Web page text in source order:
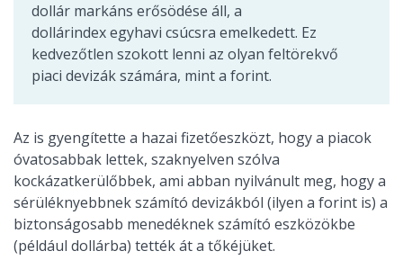
dollár markáns erősödése áll, a
dollárindex egyhavi csúcsra emelkedett. Ez
kedvezőtlen szokott lenni az olyan feltörekvő
piaci devizák számára, mint a forint.
Az is gyengítette a hazai fizetőeszközt, hogy a piacok
óvatosabbak lettek, szaknyelven szólva
kockázatkerülőbbek, ami abban nyilvánult meg, hogy a
sérüléknyebbnek számító devizákból (ilyen a forint is) a
biztonságosabb menedéknek számító eszközökbe
(például dollárba) tették át a tőkéjüket.